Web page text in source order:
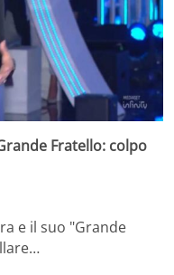
Fratello: colpo
e il suo "Grande